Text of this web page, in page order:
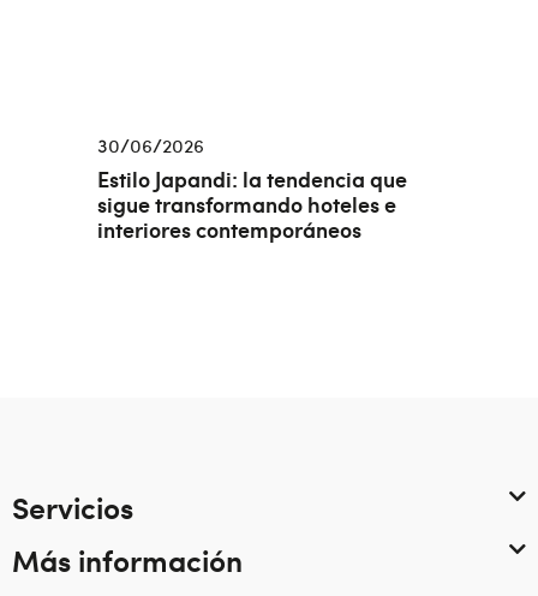
Estilo Japandi: la tendencia que
sigue transformando hoteles e
interiores contemporáneos
30/06/2026
Servicios
Más información